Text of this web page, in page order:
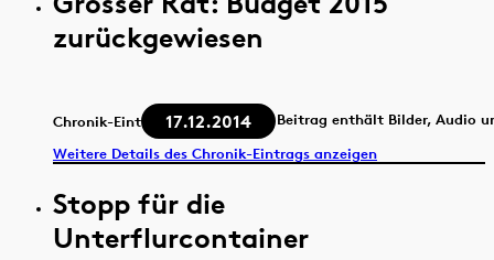
zurückgewiesen
Chronik-Eintrag 17.12.2014
Beitrag enthält Bilder, Audio
Weitere Details des Chronik-Eintrags anzeigen
Stopp für die
Unterflurcontainer